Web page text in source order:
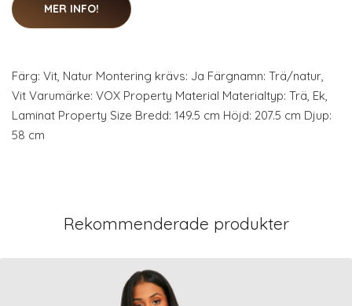
MER INFO!
Färg: Vit, Natur Montering krävs: Ja Färgnamn: Trä/natur,
Vit Varumärke: VOX Property Material Materialtyp: Trä, Ek,
Laminat Property Size Bredd: 149.5 cm Höjd: 207.5 cm Djup:
58 cm
Rekommenderade produkter